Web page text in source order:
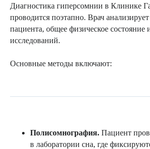
Диагностика гиперсомнии в Клинике
проводится поэтапно. Врач
пациента, общее физическое состояние
исследований.
Основные методы включают:
Полисомнография. Пациент
в лаборатории сна, где